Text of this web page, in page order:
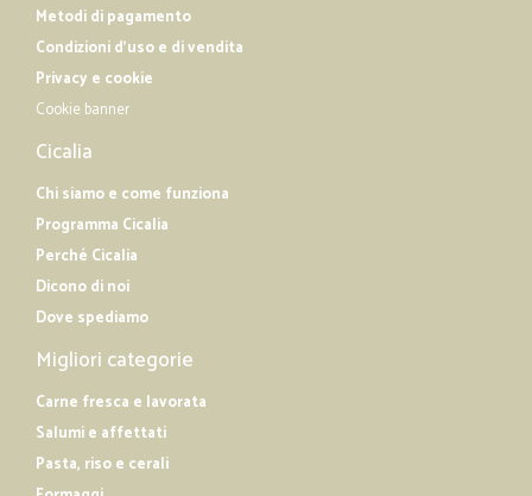
Metodi di pagamento
Condizioni d'uso e di vendita
Privacy e cookie
Cookie banner
Cicalia
Chi siamo e come funziona
Programma Cicalia
Perché Cicalia
Dicono di noi
Dove spediamo
Migliori categorie
Carne fresca e lavorata
Salumi e affettati
Pasta, riso e cerali